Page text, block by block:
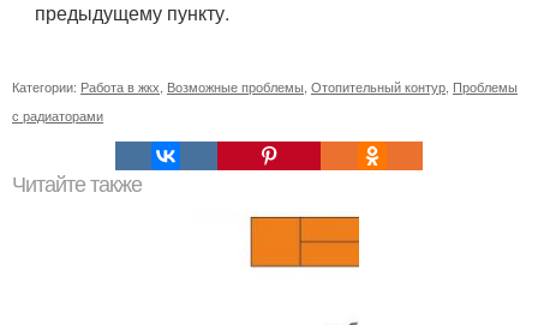
предыдущему пункту.
Категории: Работа в жкх Возможные проблемы Отопительный контур Проблемы
с радиаторами
Читайте также